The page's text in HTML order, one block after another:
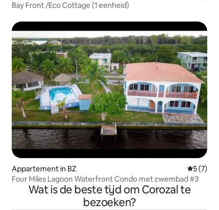
Bay Front /Eco Cottage (1 eenheid)
Appartement in BZ
5 (7)
Four Miles Lagoon Waterfront Condo met zwembad #3
Wat is de beste tijd om Corozal te
bezoeken?